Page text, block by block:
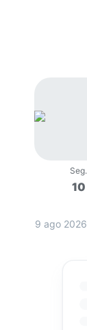
Seg.
10
9 ago 2026